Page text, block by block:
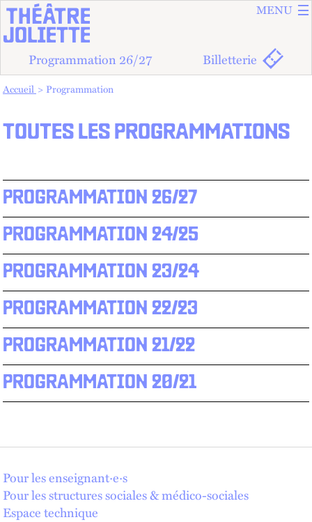
ALLER
ALLER
MENU
Programmation 26/27 Billetterie
Vous êtes dans :
Accueil Programmation
TOUTES LES PROGRAMMATIONS
PROGRAMMATION 26/27
PROGRAMMATION 24/25
PROGRAMMATION 23/24
PROGRAMMATION 22/23
PROGRAMMATION 21/22
PROGRAMMATION 20/21
Pour les enseignant·e·s
Pour les structures sociales & médico-sociales
Espace technique